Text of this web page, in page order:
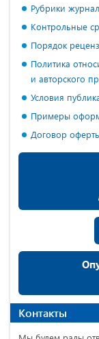
Рубрики
Контрольные
Порядок
Политика
и авторского
Условия
Примеры
Договор
Контакты